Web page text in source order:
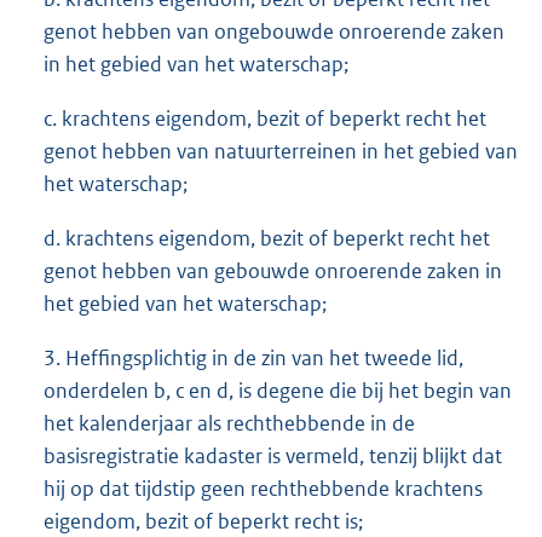
genot hebben van ongebouwde onroerende zaken
in het gebied van het waterschap;
c. krachtens eigendom, bezit of beperkt recht het
genot hebben van natuurterreinen in het gebied van
het waterschap;
d. krachtens eigendom, bezit of beperkt recht het
genot hebben van gebouwde onroerende zaken in
het gebied van het waterschap;
3. Heffingsplichtig in de zin van het tweede lid,
onderdelen b, c en d, is degene die bij het begin van
het kalenderjaar als rechthebbende in de
basisregistratie kadaster is vermeld, tenzij blijkt dat
hij op dat tijdstip geen rechthebbende krachtens
eigendom, bezit of beperkt recht is;